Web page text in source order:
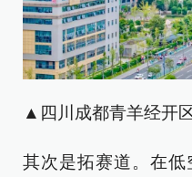
▲四川成都青羊经开区
其次是拓赛道。在